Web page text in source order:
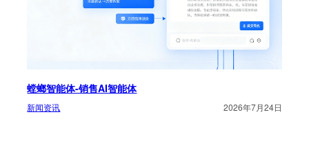
螳螂智能体-销售AI智能体
新闻资讯 2026年7月24日